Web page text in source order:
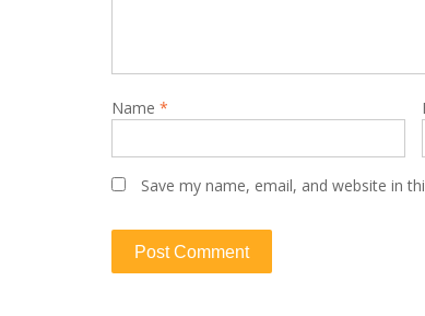
Name *
Save my name, email, and website in